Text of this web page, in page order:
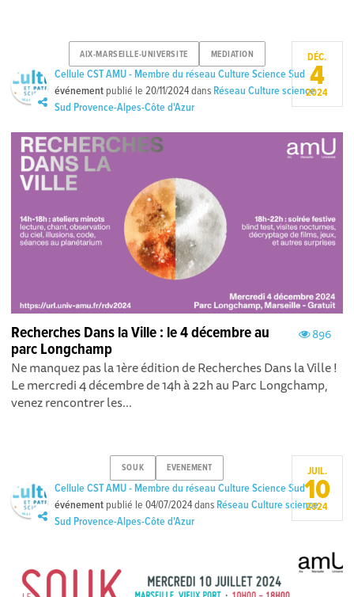
AIX-MARSEILLE-UNIVERSITE MEDIATION
Cellule CST AMU - Membre du réseau Culture Science Sud
événement publié le20/11/2024dans Réseau Culture science
Sud Provence-Alpes-Côte d'Azur
DÉC.
4
2024
896
Recherches Dans la Ville : le 4 décembre au
parc Longchamp
Ne manquez pas la 1ère édition de Recherches Dans la Ville !
Le mercredi 4 décembre de 14h à 22h au Parc Longchamp,
venez rencontrer les...
SOUK EVENEMENT
Cellule CST AMU - Membre du réseau Culture Science Sud
événement publié le04/07/2024dans Réseau Culture science
Sud Provence-Alpes-Côte d'Azur
JUIL.
10
2024